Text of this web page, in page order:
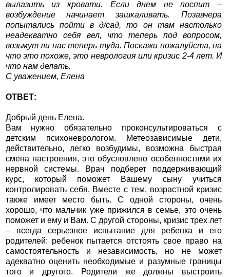
вылазить из кровати. Если днем не поспит –
возбуждение начинает зашкаливать. Позавчера
попытались пойти в д/сад, то он там настолько
неадекватно себя вел, что теперь под вопросом,
возьмут ли нас теперь туда. Поскажи пожалуйста, на
что это похоже, это неврология или кризис 2-4 лет. И
что нам делать.
С уважением, Елена
ОТВЕТ:
Добрый день Елена.
Вам нужно обязательно проконсультироваться с
детским психоневрологом. Метеозависимые дети,
действительно, легко возбудимы, возможна быстрая
смена настроения, это обусловлено особенностями их
нервной системы. Врач подберет поддерживающий
курс, который поможет Вашему сыну учиться
контролировать себя. Вместе с тем, возрастной кризис
также имеет место быть. С одной стороны, очень
хорошо, что мальчик уже прижился в семье, это очень
поможет и ему и Вам. С другой стороны, кризис трех лет
– всегда серьезное испытание для ребенка и его
родителей: ребенок пытается отстоять свое право на
самостоятельность и независимость, но не может
адекватно оценить необходимые и разумные границы
того и другого. Родители же должны выстроить